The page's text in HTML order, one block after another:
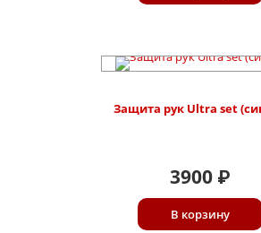
Защита рук Ultra set
3900 ₽
В корзину